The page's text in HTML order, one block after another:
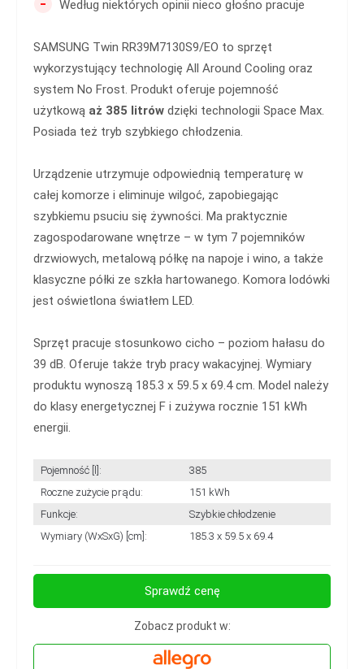
Według niektórych opinii nieco głośno pracuje
SAMSUNG Twin RR39M7130S9/EO to sprzęt
wykorzystujący technologię All Around Cooling oraz
system No Frost. Produkt oferuje pojemność
użytkową aż 385 litrów dzięki technologii Space Max.
Posiada też tryb szybkiego chłodzenia.
Urządzenie utrzymuje odpowiednią temperaturę w
całej komorze i eliminuje wilgoć, zapobiegając
szybkiemu psuciu się żywności. Ma praktycznie
zagospodarowane wnętrze – w tym 7 pojemników
drzwiowych, metalową półkę na napoje i wino, a także
klasyczne półki ze szkła hartowanego. Komora lodówki
jest oświetlona światłem LED.
Sprzęt pracuje stosunkowo cicho – poziom hałasu do
39 dB. Oferuje także tryb pracy wakacyjnej. Wymiary
produktu wynoszą 185.3 x 59.5 x 69.4 cm. Model należy
do klasy energetycznej F i zużywa rocznie 151 kWh
energii.
Pojemność [l]:
385
Roczne zużycie prądu:
151 kWh
Funkcje:
Szybkie chłodzenie
Wymiary (WxSxG) [cm]:
185.3 x 59.5 x 69.4
Sprawdź cenę
Zobacz produkt w: